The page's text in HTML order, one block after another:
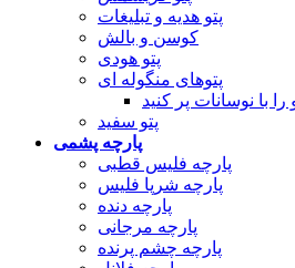
پتو هدیه و تبلیغات
کوسن و بالش
پتو هودی
پتوهای منگوله ای
را با نوسانات پر کنید
پتو سفید
پارچه پشمی
پارچه فلیس قطبی
پارچه شرپا فلیس
پارچه دنده
پارچه مرجانی
پارچه چشم پرنده